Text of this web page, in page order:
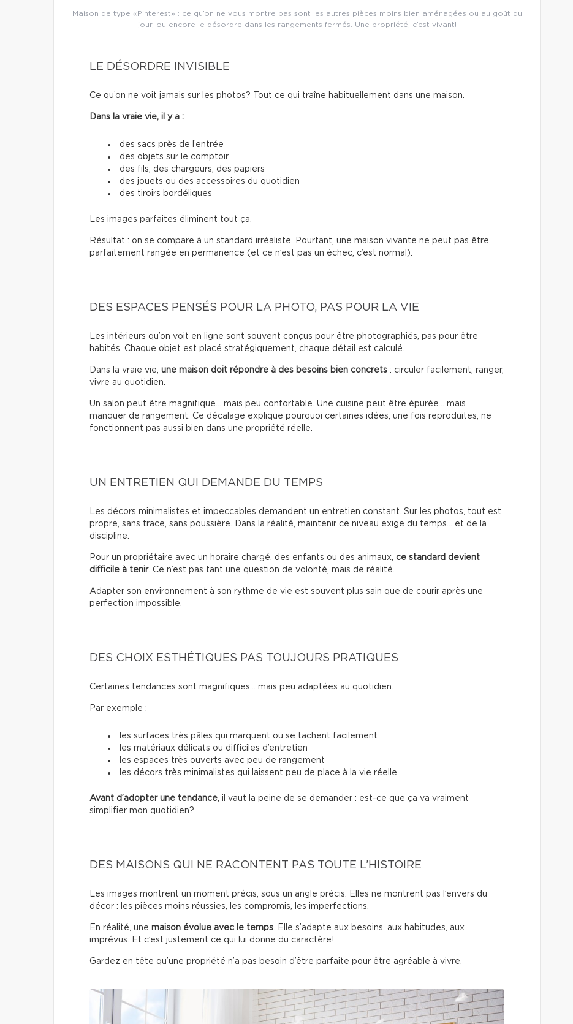
Maison de type «Pinterest» : ce qu’on ne vous montre pas sont les autres pièces moins bien aménagées ou au goût du
jour, ou encore le désordre dans les rangements fermés. Une propriété, c’est vivant!
LE DÉSORDRE INVISIBLE
Ce qu’on ne voit jamais sur les photos? Tout ce qui traîne habituellement dans une maison.
Dans la vraie vie, il y a :
des sacs près de l’entrée
des objets sur le comptoir
des fils, des chargeurs, des papiers
des jouets ou des accessoires du quotidien
des tiroirs bordéliques
Les images parfaites éliminent tout ça.
Résultat : on se compare à un standard irréaliste. Pourtant, une maison vivante ne peut pas être
parfaitement rangée en permanence (et ce n’est pas un échec, c’est normal).
DES ESPACES PENSÉS POUR LA PHOTO, PAS POUR LA VIE
Les intérieurs qu’on voit en ligne sont souvent conçus pour être photographiés, pas pour être
habités. Chaque objet est placé stratégiquement, chaque détail est calculé.
Dans la vraie vie, une maison doit répondre à des besoins bien concrets : circuler facilement, ranger,
vivre au quotidien.
Un salon peut être magnifique… mais peu confortable. Une cuisine peut être épurée… mais
manquer de rangement. Ce décalage explique pourquoi certaines idées, une fois reproduites, ne
fonctionnent pas aussi bien dans une propriété réelle.
UN ENTRETIEN QUI DEMANDE DU TEMPS
Les décors minimalistes et impeccables demandent un entretien constant. Sur les photos, tout est
propre, sans trace, sans poussière. Dans la réalité, maintenir ce niveau exige du temps… et de la
discipline.
Pour un propriétaire avec un horaire chargé, des enfants ou des animaux, ce standard devient
difficile à tenir. Ce n’est pas tant une question de volonté, mais de réalité.
Adapter son environnement à son rythme de vie est souvent plus sain que de courir après une
perfection impossible.
DES CHOIX ESTHÉTIQUES PAS TOUJOURS PRATIQUES
Certaines tendances sont magnifiques… mais peu adaptées au quotidien.
Par exemple :
les surfaces très pâles qui marquent ou se tachent facilement
les matériaux délicats ou difficiles d’entretien
les espaces très ouverts avec peu de rangement
les décors très minimalistes qui laissent peu de place à la vie réelle
Avant d’adopter une tendance, il vaut la peine de se demander : est-ce que ça va vraiment
simplifier mon quotidien?
DES MAISONS QUI NE RACONTENT PAS TOUTE L’HISTOIRE
Les images montrent un moment précis, sous un angle précis. Elles ne montrent pas l’envers du
décor : les pièces moins réussies, les compromis, les imperfections.
En réalité, une maison évolue avec le temps. Elle s’adapte aux besoins, aux habitudes, aux
imprévus. Et c’est justement ce qui lui donne du caractère!
Gardez en tête qu’une propriété n’a pas besoin d’être parfaite pour être agréable à vivre.